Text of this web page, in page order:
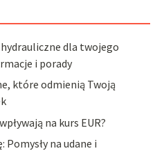
dla twojego
i porady
które odmienią Twoją
na kurs EUR?
na udane i